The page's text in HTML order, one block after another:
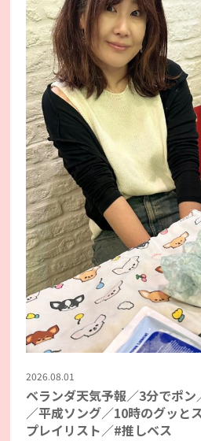
2026.08.01
ベランダ天気予報／3分でポン
／平成ソング／10時のグッと
プレイリスト／#推しベス